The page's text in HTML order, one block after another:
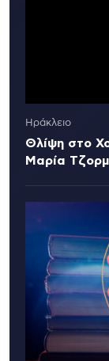
Ηράκλειο
Θλίψη στο
Μαρία